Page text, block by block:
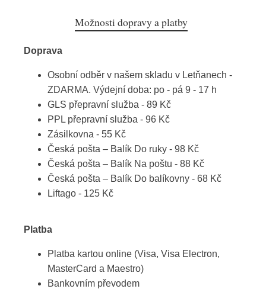
Možnosti dopravy a platby
Doprava
Osobní odběr v našem skladu v Letňanech -
ZDARMA. Výdejní doba: po - pá 9 - 17 h
GLS přepravní služba - 89 Kč
PPL přepravní služba - 96 Kč
Zásilkovna - 55 Kč
Česká pošta – Balík Do ruky - 98 Kč
Česká pošta – Balík Na poštu - 88 Kč
Česká pošta – Balík Do balíkovny - 68 Kč
Liftago - 125 Kč
Platba
Platba kartou online (Visa, Visa Electron,
MasterCard a Maestro)
Bankovním převodem